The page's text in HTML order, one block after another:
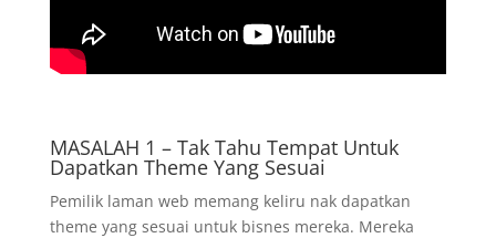
MASALAH 1 – Tak Tahu Tempat Untuk
Dapatkan Theme Yang Sesuai
Pemilik laman web memang keliru nak dapatkan
theme yang sesuai untuk bisnes mereka. Mereka